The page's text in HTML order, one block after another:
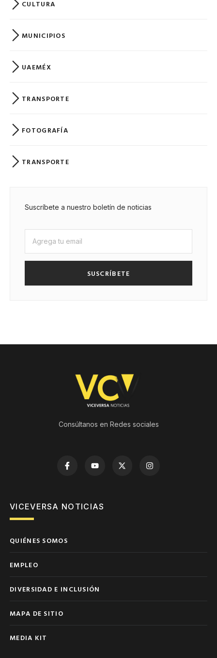
CULTURA
MUNICIPIOS
UAEMÉX
TRANSPORTE
FOTOGRAFÍA
TRANSPORTE
Suscríbete a nuestro boletín de noticias
SUSCRÍBETE
Consúltanos en Redes sociales
VICEVERSA NOTICIAS
QUIÉNES SOMOS
EMPLEO
DIVERSIDAD E INCLUSIÓN
MAPA DE SITIO
MEDIA KIT